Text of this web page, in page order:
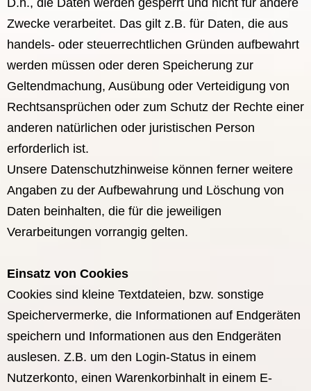
D.h., die Daten werden gesperrt und nicht für andere
Zwecke verarbeitet. Das gilt z.B. für Daten, die aus
handels- oder steuerrechtlichen Gründen aufbewahrt
werden müssen oder deren Speicherung zur
Geltendmachung, Ausübung oder Verteidigung von
Rechtsansprüchen oder zum Schutz der Rechte einer
anderen natürlichen oder juristischen Person
erforderlich ist.
Unsere Datenschutzhinweise können ferner weitere
Angaben zu der Aufbewahrung und Löschung von
Daten beinhalten, die für die jeweiligen
Verarbeitungen vorrangig gelten.
Einsatz von Cookies
Cookies sind kleine Textdateien, bzw. sonstige
Speichervermerke, die Informationen auf Endgeräten
speichern und Informationen aus den Endgeräten
auslesen. Z.B. um den Login-Status in einem
Nutzerkonto, einen Warenkorbinhalt in einem E-